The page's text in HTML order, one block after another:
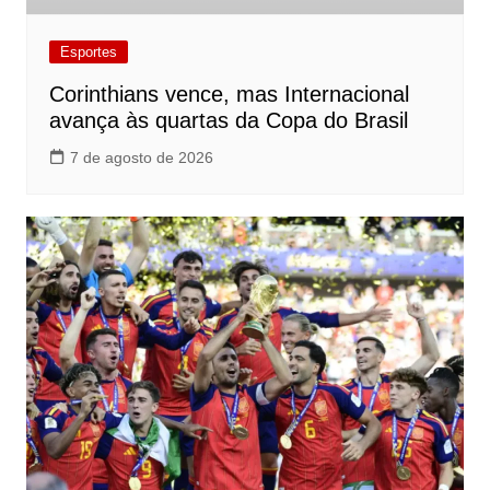
Esportes
Corinthians vence, mas Internacional
avança às quartas da Copa do Brasil
7 de agosto de 2026